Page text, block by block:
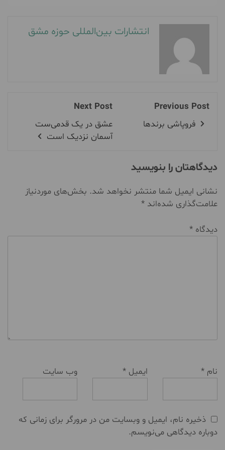
انتشارات بین‌المللی حوزه مشق
Previous Post
فروپاشی برندها
Next Post
عشق در یک قدمی‌ست
آسمان نزدیک است
دیدگاهتان را بنویسید
نشانی ایمیل شما منتشر نخواهد شد. بخش‌های موردنیاز
علامت‌گذاری شده‌اند *
دیدگاه *
نام * ایمیل* وب‌ سایت
ذخیره نام، ایمیل و وبسایت من در مرورگر برای زمانی که
دوباره دیدگاهی می‌نویسم.